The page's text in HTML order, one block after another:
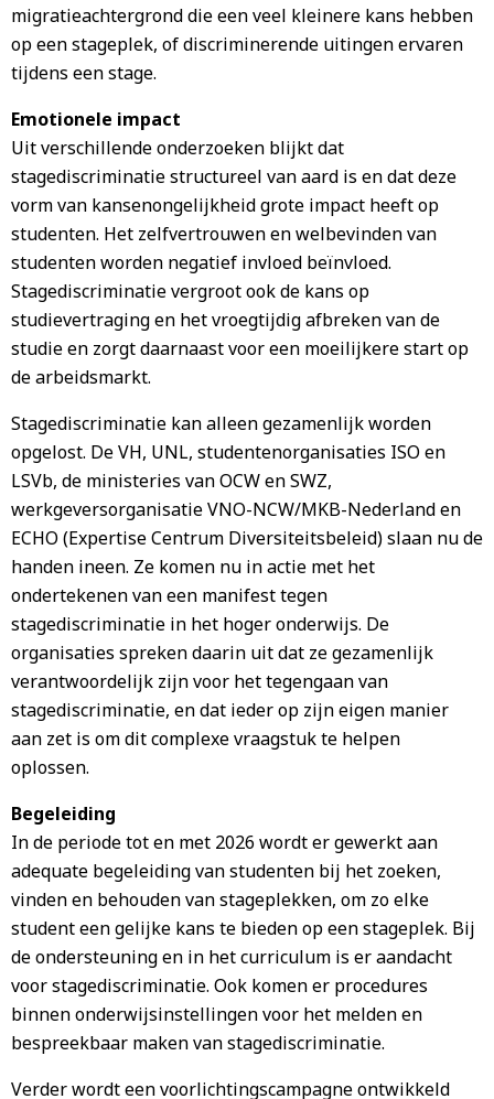
migratieachtergrond die een veel kleinere kans hebben
op een stageplek, of discriminerende uitingen ervaren
tijdens een stage.
Emotionele impact
Uit verschillende onderzoeken blijkt dat
stagediscriminatie structureel van aard is en dat deze
vorm van kansenongelijkheid grote impact heeft op
studenten. Het zelfvertrouwen en welbevinden van
studenten worden negatief invloed beïnvloed.
Stagediscriminatie vergroot ook de kans op
studievertraging en het vroegtijdig afbreken van de
studie en zorgt daarnaast voor een moeilijkere start op
de arbeidsmarkt.
Stagediscriminatie kan alleen gezamenlijk worden
opgelost. De VH, UNL, studentenorganisaties ISO en
LSVb, de ministeries van OCW en SWZ,
werkgeversorganisatie VNO-NCW/MKB-Nederland en
ECHO (Expertise Centrum Diversiteitsbeleid) slaan nu de
handen ineen. Ze komen nu in actie met het
ondertekenen van een manifest tegen
stagediscriminatie in het hoger onderwijs. De
organisaties spreken daarin uit dat ze gezamenlijk
verantwoordelijk zijn voor het tegengaan van
stagediscriminatie, en dat ieder op zijn eigen manier
aan zet is om dit complexe vraagstuk te helpen
oplossen.
Begeleiding
In de periode tot en met 2026 wordt er gewerkt aan
adequate begeleiding van studenten bij het zoeken,
vinden en behouden van stageplekken, om zo elke
student een gelijke kans te bieden op een stageplek. Bij
de ondersteuning en in het curriculum is er aandacht
voor stagediscriminatie. Ook komen er procedures
binnen onderwijsinstellingen voor het melden en
bespreekbaar maken van stagediscriminatie.
Verder wordt een voorlichtingscampagne ontwikkeld